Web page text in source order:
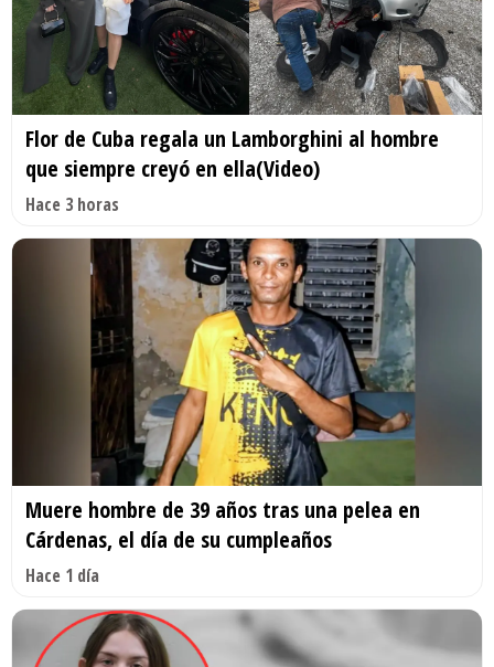
Flor de Cuba regala un Lamborghini al hombre
que siempre creyó en ella(Video)
Hace 3 horas
Muere hombre de 39 años tras una pelea en
Cárdenas, el día de su cumpleaños
Hace 1 día